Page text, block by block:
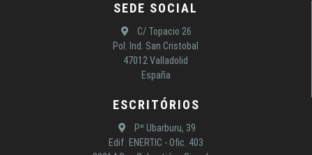
SEDE SOCIAL
C/ Topacio 26
Pol. Ind. San Cristobal
47012 Valladolid
España
ESCRITÓRIOS
Pº Ubarburu, 39
Edif. ENERTIC - Ofic. 403